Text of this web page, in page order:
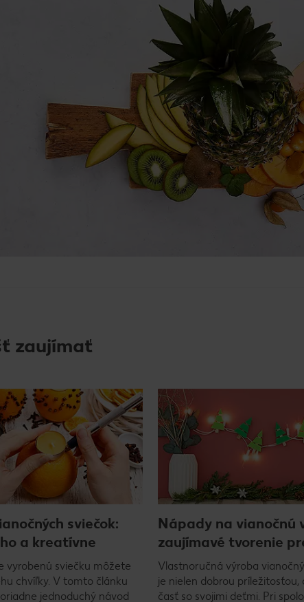
zaujímať
sviečok:
a kreatívne
vyrobenú sviečku môžete
chvíľky. V tomto článku
jednoduchý návod
Nápady na vianočnú
zaujímavé tvorenie
Vlastnoručná výroba
je nielen dobrou príležitosťou,
časť so svojimi deťmi. Pri